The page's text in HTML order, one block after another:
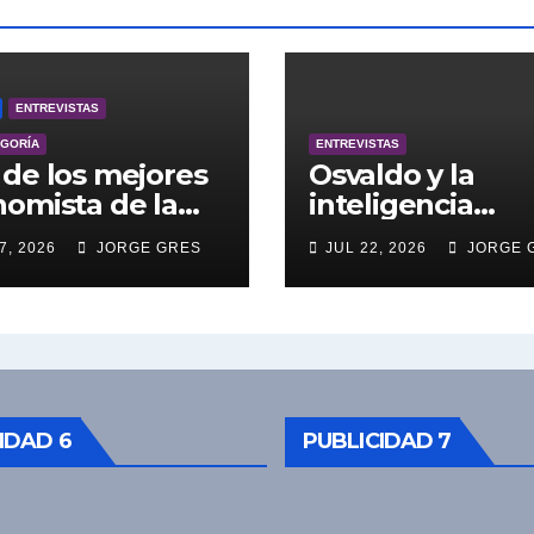
ENTREVISTAS
los mejores
de la
engalana
Gustavo
en vivo
2026 JORGE GRES
ENTREVISTAS
Osvaldo y la
inteligencia
artificial.
JUL 22, 2026 JORGE
6 PUBLICIDAD 7